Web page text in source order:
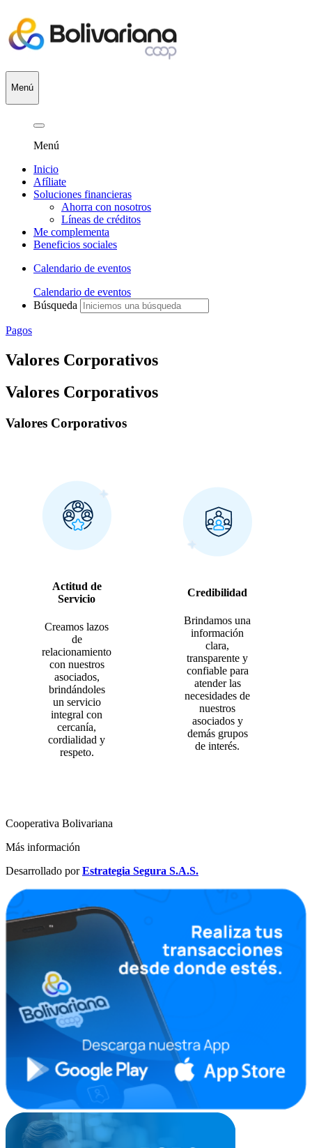
Menú
Menú
Inicio
Afíliate
Soluciones financieras
Ahorra con nosotros
Líneas de créditos
Me complementa
Beneficios sociales
Calendario de eventos
Calendario de eventos
Búsqueda
Pagos
Valores Corporativos
Valores Corporativos
Valores Corporativos
Actitud de
Servicio
Creamos lazos
de
relacionamiento
con nuestros
asociados,
brindándoles
un servicio
integral con
cercanía,
cordialidad y
respeto.
Credibilidad
Brindamos una
información
clara,
transparente y
confiable para
atender las
necesidades de
nuestros
asociados y
demás grupos
de interés.
Cooperativa Bolivariana
Más información
Desarrollado porEstrategia Segura S.A.S.